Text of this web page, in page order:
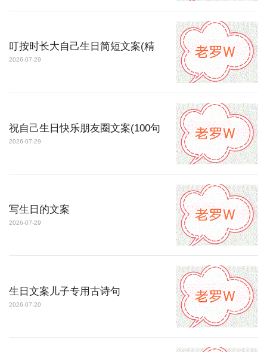
叮按时长大自己生日简短文案(精
2026-07-29
祝自己生日快乐朋友圈文案(100句
2026-07-29
写生日的文案
2026-07-29
生日文案儿子专用古诗句
2026-07-20